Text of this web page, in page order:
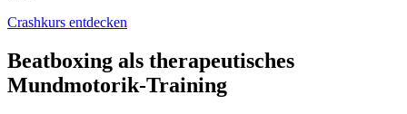
Crashkurs entdecken
Beatboxing als therapeutisches
Mundmotorik-Training